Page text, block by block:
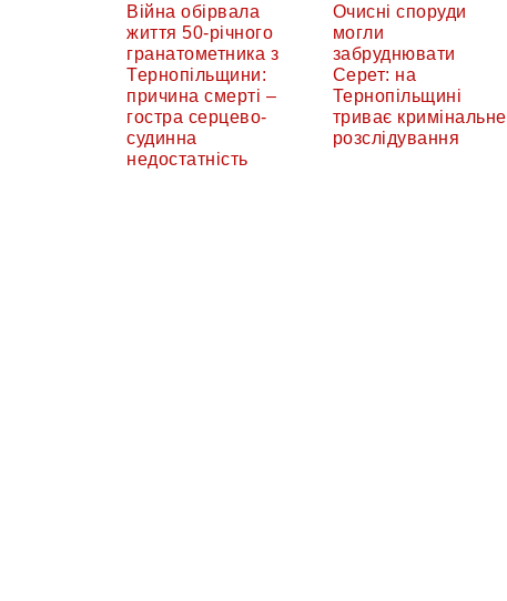
Війна обірвала
життя 50-річного
гранатометника з
Тернопільщини:
причина смерті –
гостра серцево-
судинна
недостатність
Очисні споруди
могли
забруднювати
Серет: на
Тернопільщині
триває кримінальне
розслідування